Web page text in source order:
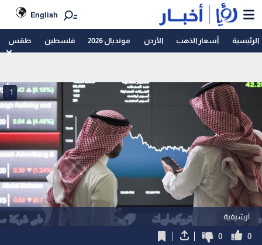
English
الرئيسية أسعار الذهب الأردن مونديال 2026 فلسطين طقس
ارشيفية
1
0
0